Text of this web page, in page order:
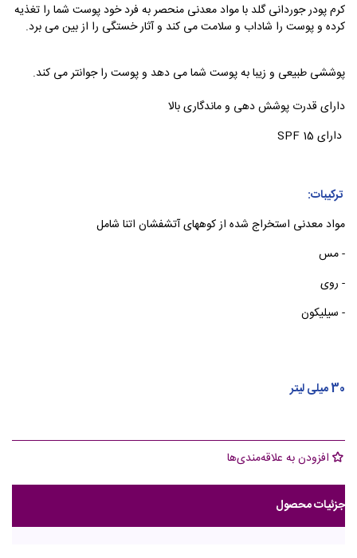
کرم پودر جوردانی گلد با مواد معدنی منحصر به فرد خود پوست شما را تغذیه
کرده و پوست را شاداب و سلامت می کند و آثار خستگی را از بین می برد.
پوششی طبیعی و زیبا به پوست شما می دهد و پوست را جوانتر می کند.
دارای قدرت پوشش دهی و ماندگاری بالا
دارای SPF 15
ترکیبات:
مواد معدنی استخراج شده از کوههای آتشفشان اتنا شامل
- مس
- روی
- سیلیکون
30 میلی لیتر
افزودن به علاقه‌مندی‌ها
جزئیات محصول